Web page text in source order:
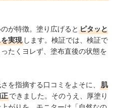
が特徴。塗り広げると ピタッと
実現 します。検証では、検証で
たくヨレず、塗布直後の状態を
を指摘する口コミをよそに、
肌
できました。そのうえ、厚塗り